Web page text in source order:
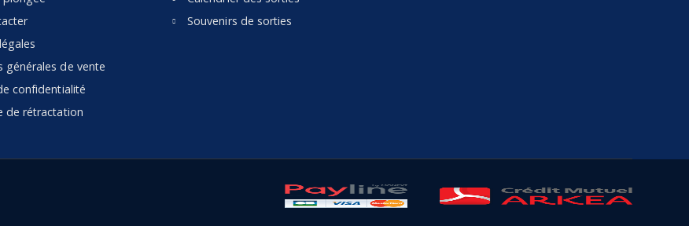
générales de vente
confidentialité
de rétractation
Souvenirs de sorties